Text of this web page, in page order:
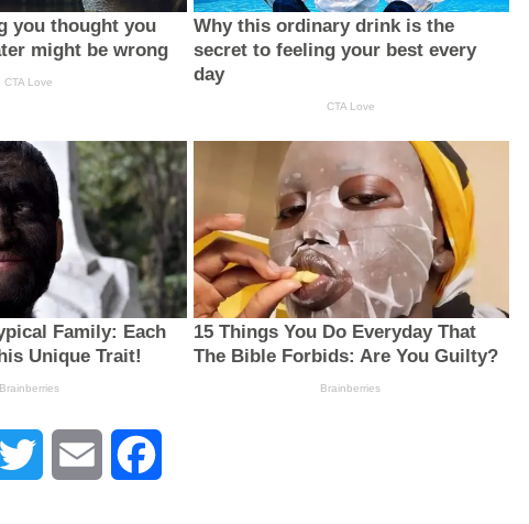
Twitter Email